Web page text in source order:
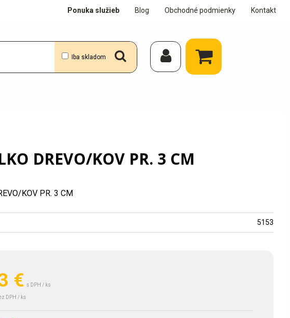
Iba skladom
Ponuka služieb Blog Obchodné podmienky Kontakt
DREVO/KOV PR. 3 CM
€ s DPH / ks
DPH / ks
KOV PR. 3 CM
5153